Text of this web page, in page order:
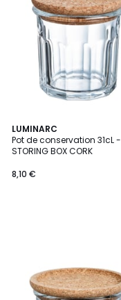
LUMINARC
Pot de conservation 31cL -
STORING BOX CORK
8,10 €